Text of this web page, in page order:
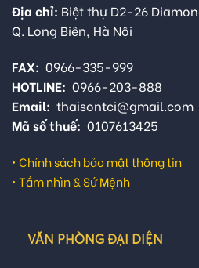
Địa chỉ: Biệt thự D2-26
Q. Long Biên, Hà Nội
FAX: 0966-335-999
HOTLINE: 0966-203-888
Email: thaisontci@gmail.com
Mã số thuế: 0107613425
• Chính sách bảo mật thông tin
• Tầm nhìn & Sứ Mệnh
VĂN PHÒNG ĐẠI DIỆN